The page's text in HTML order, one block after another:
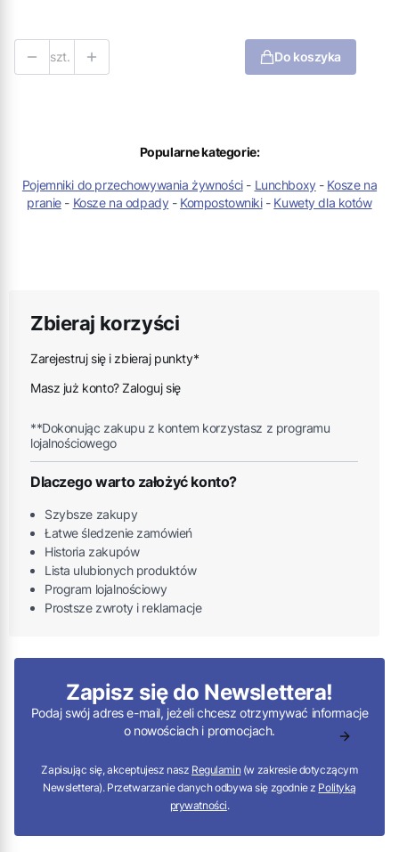
szt. Do koszyka
Popularne kategorie:
Pojemniki do przechowywania żywności- Lunchboxy - Kosze na
pranie- Kosze na odpady - Kompostowniki- Kuwety dla kotów
Zbieraj korzyści
Zarejestruj się i zbieraj punkty*
Masz już konto? Zaloguj się
**Dokonując zakupu z kontem korzystasz z programu
lojalnościowego
Dlaczego warto założyć konto?
Szybsze zakupy
Łatwe śledzenie zamówień
Historia zakupów
Lista ulubionych produktów
Program lojalnościowy
Prostsze zwroty i reklamacje
Zapisz się do Newslettera!
Podaj swój adres e-mail, jeżeli chcesz otrzymywać informacje
o nowościach i promocjach.
Zapisując się, akceptujesz nasz Regulamin (w zakresie dotyczącym
Newslettera). Przetwarzanie danych odbywa się zgodnie z Polityką
prywatności.